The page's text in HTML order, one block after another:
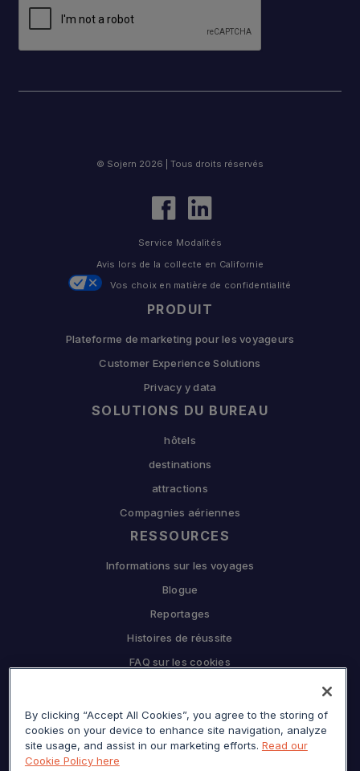
PRODUIT
Plateforme de marketing pour les voyageurs
Customer Experience Solutions
Privacy y data
SOLUTIONS DU BUREAU
hôtels
destinations
attractions
Compagnies aériennes
RESSOURCES
Informations sur les voyages
Blogue
Reportages
Histoires de réussite
FAQ sur les cookies
Pourquoi Sojern
Travaillez en partenariat avec nous
© Sojern 2026 | Tous droits réservés
Service Modalités
Avis lors de la collecte en Californie
Vos choix en matière de confidentialité
By clicking “Accept All Cookies”, you agree to the storing of
cookies on your device to enhance site navigation, analyze
site usage, and assist in our marketing efforts. Read our
Cookie Policy here